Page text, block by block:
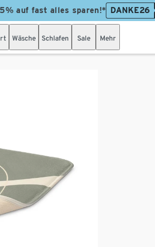
auf fast alles sparen!* DANKE26
Wäsche Schlafen Sale Mehr